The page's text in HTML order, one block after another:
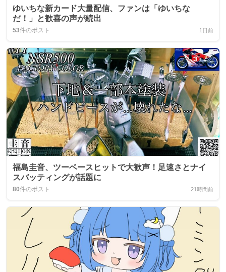
ゆいちな新カード大量配信、ファンは「ゆいちな
だ！」と歓喜の声が続出
53件のポスト 1日前
福島圭音、ツーベースヒットで大歓声！足速さとナイ
スバッティングが話題に
80件のポスト 21時間前